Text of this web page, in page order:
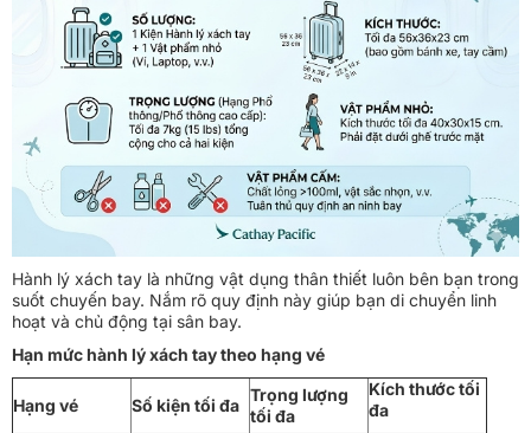
Hành lý xách tay là những vật dụng thân thiết luôn bên bạn trong
suốt chuyến bay. Nắm rõ quy định này giúp bạn di chuyển linh
hoạt và chủ động tại sân bay.
Hạn mức hành lý xách tay theo hạng vé
Hạng vé Số kiện tối đa
Trọng lượng
tối đa
Kích thước tối
đa